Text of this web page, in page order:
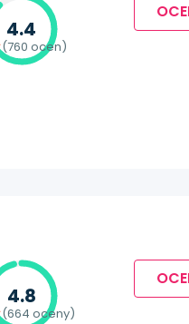
4.4
(760 ocen)
4.8
(664 oceny)